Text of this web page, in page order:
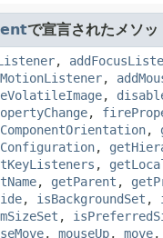
で宣言されたメソッ
,
,
,
,
,
,
,
, getParent ,
, isBackgroundSet ,
,
, mouseUp, move,